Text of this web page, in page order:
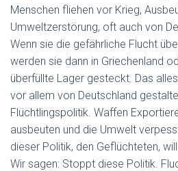
Menschen fliehen vor Krieg,
Umweltzerstörung, oft auch von
Wenn sie die gefährliche Flucht
werden sie dann in Griechenland
überfüllte Lager gesteckt. Das
vor allem von Deutschland
Flüchtlingspolitik. Waffen
ausbeuten und die Umwelt
dieser Politik, den Geflüchteten,
Wir sagen: Stoppt diese Politik.